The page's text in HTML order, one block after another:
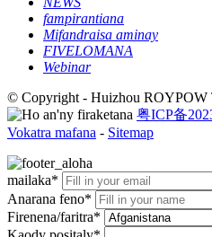
fampirantiana
Mifandraisa aminay
FIVELOMANA
Webinar
© Copyright - Huizhou ROYPOW
粤ICP备
Vokatra mafana - Sitemap
mailaka*
Anarana feno*
Firenena/faritra*